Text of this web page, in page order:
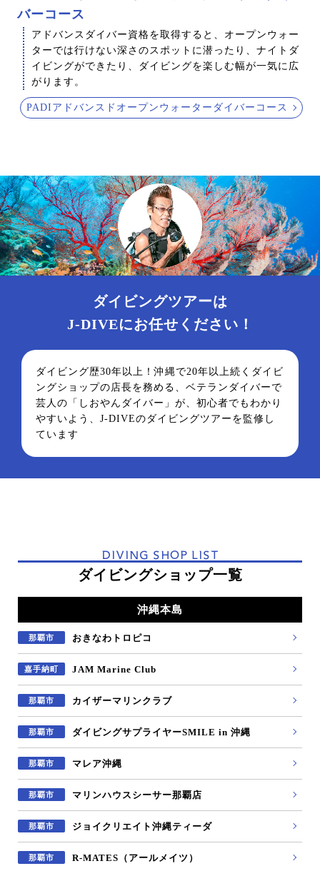
バーコース
アドバンスダイバー資格を取得すると、オープンウォー
ターでは行けない深さのスポットに潜ったり、ナイトダ
イビングができたり、ダイビングを楽しむ幅が一気に広
がります。
PADIアドバンスドオープンウォーターダイバーコース
ダイビングツアーは
J-DIVEにお任せください！
ダイビング歴30年以上！沖縄で20年以上続くダイビ
ングショップの店長を務める、ベテランダイバーで
芸人の「しおやんダイバー」が、初心者でもわかり
やすいよう、J-DIVEのダイビングツアーを監修し
ています
DIVING SHOP LIST
ダイビングショップ一覧
沖縄本島
那覇市 おきなわトロピコ
嘉手納町 JAM Marine Club
那覇市 カイザーマリンクラブ
那覇市 ダイビングサプライヤーSMILE in 沖縄
那覇市 マレア沖縄
那覇市 マリンハウスシーサー那覇店
那覇市 ジョイクリエイト沖縄ティーダ
那覇市 R-MATES（アールメイツ）